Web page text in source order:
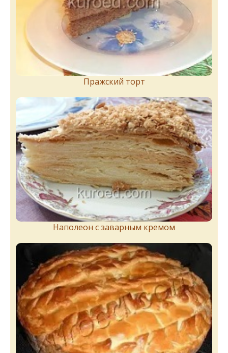
Пражский торт
Наполеон с заварным кремом